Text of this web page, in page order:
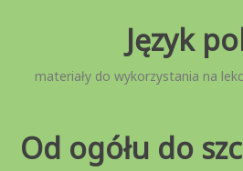
Język
materiały do wykorzystania na
Od ogółu do